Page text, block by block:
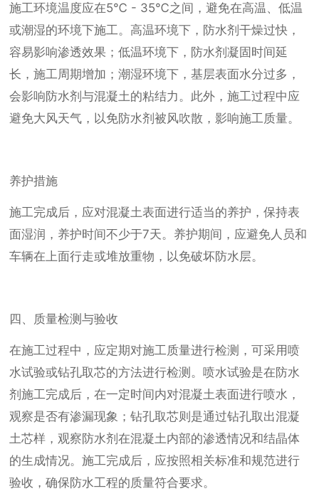
施工环境温度应在5℃ - 35℃之间，避免在高温、低温
或潮湿的环境下施工。高温环境下，防水剂干燥过快，
容易影响渗透效果；低温环境下，防水剂凝固时间延
长，施工周期增加；潮湿环境下，基层表面水分过多，
会影响防水剂与混凝土的粘结力。此外，施工过程中应
避免大风天气，以免防水剂被风吹散，影响施工质量。
养护措施
施工完成后，应对混凝土表面进行适当的养护，保持表
面湿润，养护时间不少于7天。养护期间，应避免人员和
车辆在上面行走或堆放重物，以免破坏防水层。
四、质量检测与验收
在施工过程中，应定期对施工质量进行检测，可采用喷
水试验或钻孔取芯的方法进行检测。喷水试验是在防水
剂施工完成后，在一定时间内对混凝土表面进行喷水，
观察是否有渗漏现象；钻孔取芯则是通过钻孔取出混凝
土芯样，观察防水剂在混凝土内部的渗透情况和结晶体
的生成情况。施工完成后，应按照相关标准和规范进行
验收，确保防水工程的质量符合要求。